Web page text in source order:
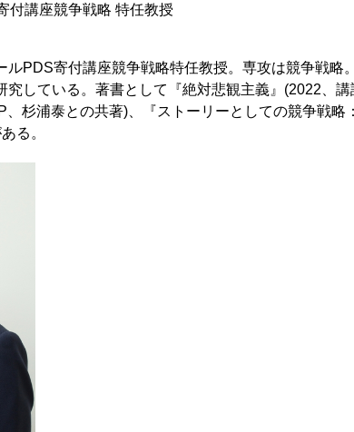
講座競争戦略 特任教授
ルPDS寄付講座競争戦略特任教授。専攻は競争戦略
究している。著書として『絶対悲観主義』(2022、
、杉浦泰との共著)、『ストーリーとしての競争戦略
る。